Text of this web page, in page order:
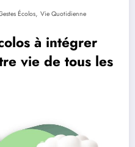
Écolos, Vie Quotidienne
à intégrer
vie de tous les